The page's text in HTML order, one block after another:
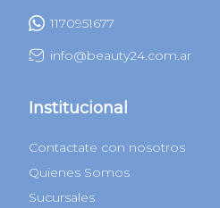
1170951677
info@beauty24.com.ar
Institucional
Contactate con nosotros
Quienes Somos
Sucursales